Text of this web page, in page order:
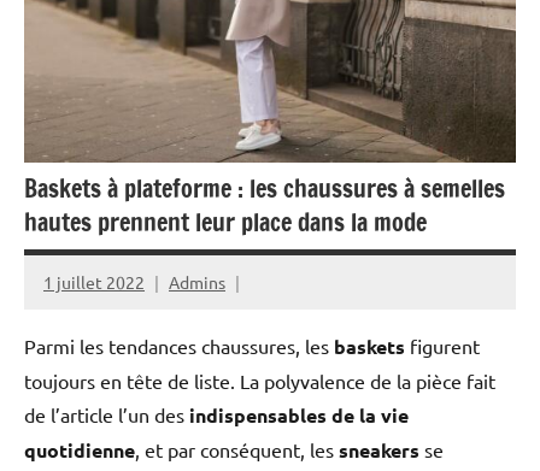
Baskets à plateforme : les chaussures à semelles
hautes prennent leur place dans la mode
1 juillet 2022 Admins
Parmi les tendances chaussures, les baskets figurent
toujours en tête de liste. La polyvalence de la pièce fait
de l’article l’un des indispensables de la vie
quotidienne, et par conséquent, les sneakers se